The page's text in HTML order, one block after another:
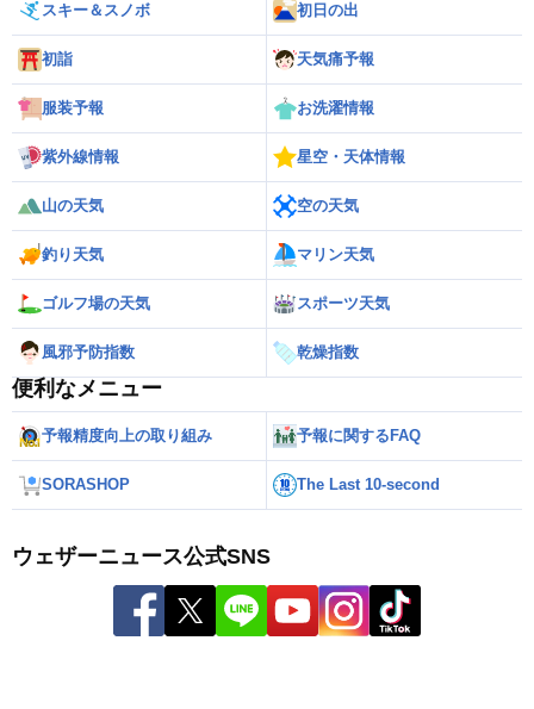
スキー＆スノボ 初日の出
初詣 天気痛予報
服装予報 お洗濯情報
紫外線情報 星空・天体情報
山の天気 空の天気
釣り天気 マリン天気
ゴルフ場の天気 スポーツ天気
風邪予防指数 乾燥指数
便利なメニュー
予報精度向上の取り組み 予報に関するFAQ
SORASHOP The Last 10-second
ウェザーニュース公式SNS